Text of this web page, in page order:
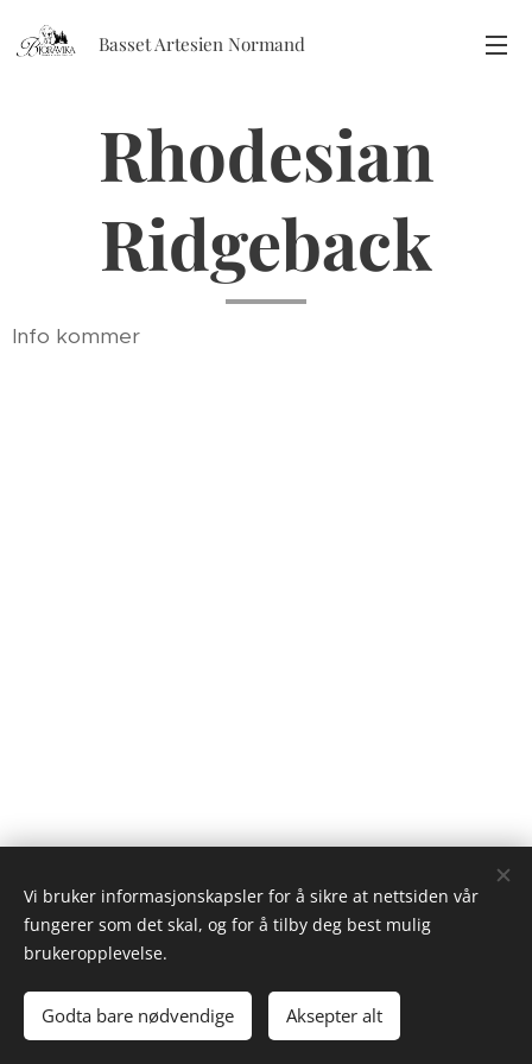
Basset Artesien Normand
Rhodesian
Ridgeback
Info kommer
© 2023 Bjoråvika Kennel.
Alle rettigheter forbeholdt.
Informasjonskapsler
Vi bruker informasjonskapsler for å sikre at nettsiden vår
fungerer som det skal, og for å tilby deg best mulig
brukeropplevelse.
Godta bare nødvendige Aksepter alt